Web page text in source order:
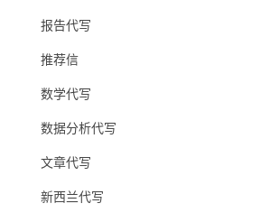
报告代写
推荐信
数学代写
数据分析代写
文章代写
新西兰代写